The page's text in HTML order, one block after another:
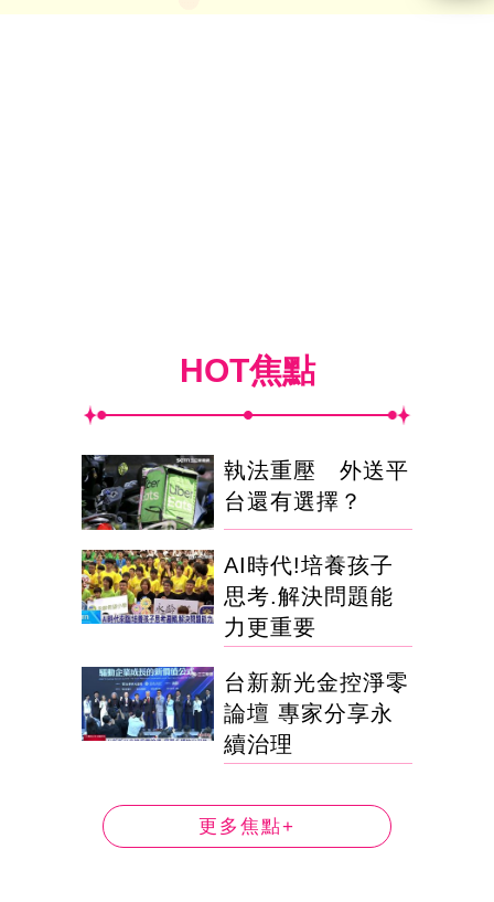
HOT焦點
執法重壓 外送平
台還有選擇？
AI時代!培養孩子
思考.解決問題能
力更重要
台新新光金控淨零
論壇 專家分享永
續治理
更多焦點+